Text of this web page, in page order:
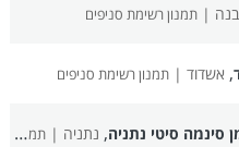
|תמנון רשימת סניפים
, אשדוד |תמנון רשימת סניפים
סינמה סיטי נתניה, נתניה |תמנון רשימת סניפים